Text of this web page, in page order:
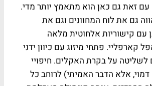
זאת גם כאן הוא מתאמץ יותר מדי.
27'' מהווה גם את לוח המחוונים וגם את
עם קישוריות אלחוטית מלאה
קארפליי. פתחי מיזוג עם כיוון ידני
על בקרת האקלים. חיפויי
אלא הדבר האמיתי) לרוחב כל